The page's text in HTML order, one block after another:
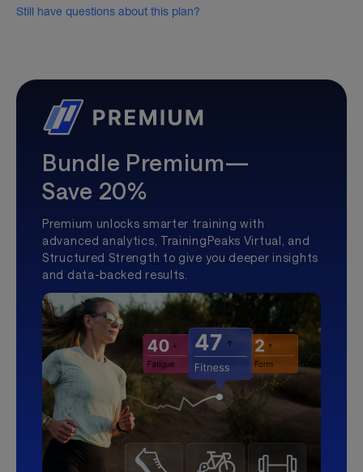
Still have questions about this plan?
Bundle Premium—
Save 20%
Premium unlocks smarter training with
advanced analytics, TrainingPeaks Virtual, and
Structured Strength to give you deeper insights
and data-backed results.